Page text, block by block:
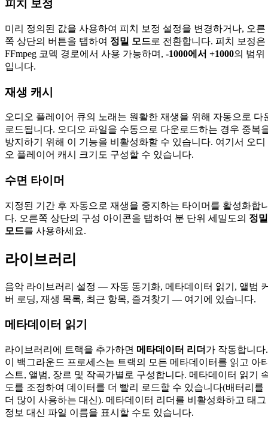
피치 보정
미리 정의된 값을 사용하여 피치 보정 설정을 변경하거나, 오른
쪽 상단의 버튼을 탭하여 정밀 모드로 전환합니다. 피치 보정은
FFmpeg 코덱 경로에서 사용 가능하며, -1000에서 +1000의 범위
입니다.
재생 캐시
오디오 플레이어 큐의 노래는 원활한 재생을 위해 자동으로 다
로드됩니다. 오디오 파일을 수동으로 다운로드하는 경우 중복
방지하기 위해 이 기능을 비활성화할 수 있습니다. 여기서 오디
오 플레이어 캐시 크기도 구성할 수 있습니다.
수면 타이머
지정된 기간 후 자동으로 재생을 중지하는 타이머를 활성화합
다. 오른쪽 상단의 구성 아이콘을 탭하여 분 단위 세밀도의 정밀
모드를 사용하세요.
라이브러리
음악 라이브러리 설정 — 자동 동기화, 메타데이터 읽기, 앨범
버 로딩, 재생 목록, 최근 항목, 즐겨찾기 — 여기에 있습니다.
메타데이터 읽기
라이브러리에 트랙을 추가하면 메타데이터 리더 가 작동합니다.
이 백그라운드 프로세스는 트랙의 모든 메타데이터를 읽고 아
스트, 앨범, 장르 및 작곡가별로 구성합니다. 메타데이터 읽기
도를 조정하여 데이터를 더 빨리 로드할 수 있습니다(배터리를
더 많이 사용하는 대신). 메타데이터 리더를 비활성화하고 태그
정보 대신 파일 이름을 표시할 수도 있습니다.